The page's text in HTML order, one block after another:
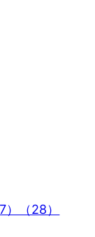
（28）